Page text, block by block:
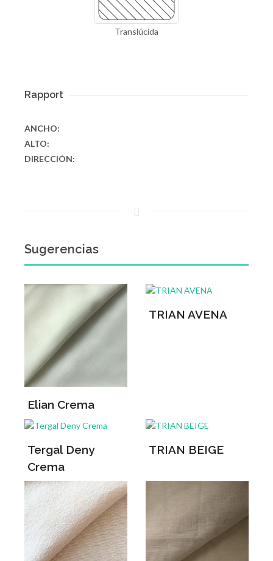
Translúcida
Rapport
ANCHO:
ALTO:
DIRECCIÓN:
Sugerencias
Elian Crema
TRIAN AVENA
Tergal Deny
Crema
TRIAN BEIGE